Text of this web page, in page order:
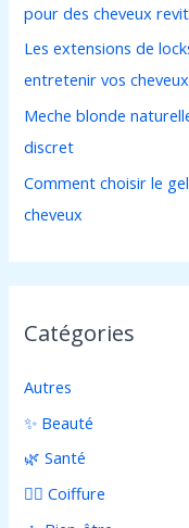
r
:
pour des cheveux
Les extensions de
entretenir vos cheveux
Meche blonde
discret
Comment choisir le
cheveux
Catégories
Autres
✨ Beauté
🌿 Santé
💇‍♀️ Coiffure